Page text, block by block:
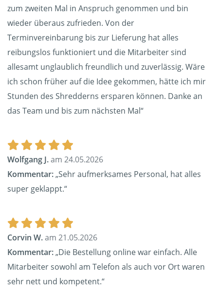
zum zweiten Mal in Anspruch genommen und bin
wieder überaus zufrieden. Von der
Terminvereinbarung bis zur Lieferung hat alles
reibungslos funktioniert und die Mitarbeiter sind
allesamt unglaublich freundlich und zuverlässig. Wäre
ich schon früher auf die Idee gekommen, hätte ich mir
Stunden des Shredderns ersparen können. Danke an
das Team und bis zum nächsten Mal“
Wolfgang J.am 24.05.2026
Kommentar:„Sehr aufmerksames Personal, hat alles
super geklappt.“
Corvin W.am 21.05.2026
Kommentar:„Die Bestellung online war einfach. Alle
Mitarbeiter sowohl am Telefon als auch vor Ort waren
sehr nett und kompetent.“